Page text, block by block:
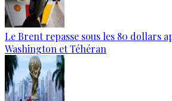
Le Brent repasse sous les 80 dollars
Washington et Téhéran